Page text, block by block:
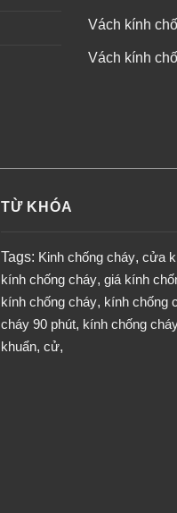
Vách kính
Vách kính
TỪ KHÓA
Tags: Kinh chống cháy, cửa
kính chống cháy, giá kính
kính chống cháy, kính chống
cháy 90 phút, kính chống
khuẩn, cử,